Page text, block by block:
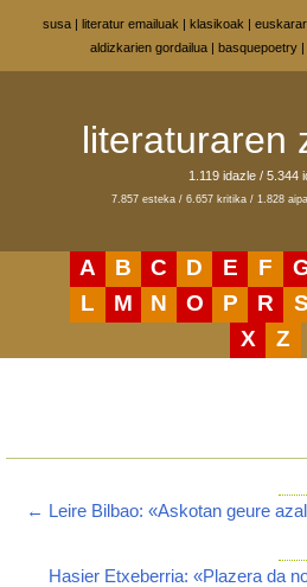
susa | literatur emailuak | klasikoak |
aldizkarien gordailua| basquepoetry|
literaturaren
1.119 idazle / 5.344
7.857 esteka / 6.657 kritika / 1.828
A B C D E F
L
M N O P R S
X
Z
← Leire Bilbao: «Askotan geure
Hasier Etxeberria: «Plazera da